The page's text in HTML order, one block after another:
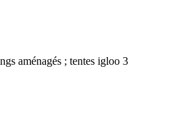
aménagés ; tentes igloo 3